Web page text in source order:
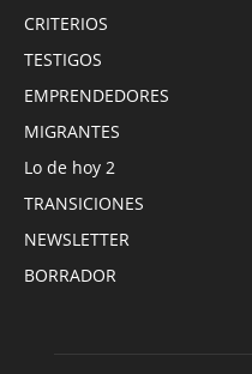
CRITERIOS
TESTIGOS
EMPRENDEDORES
MIGRANTES
Lo de hoy 2
TRANSICIONES
NEWSLETTER
BORRADOR